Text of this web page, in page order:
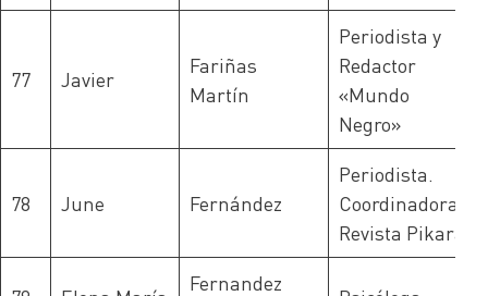
77 Javier
Fariñas
Martín
Periodista y
Redactor
«Mundo
Negro»
78 June Fernández
Periodista.
Coordinadora
Revista Pikara
Fernandez